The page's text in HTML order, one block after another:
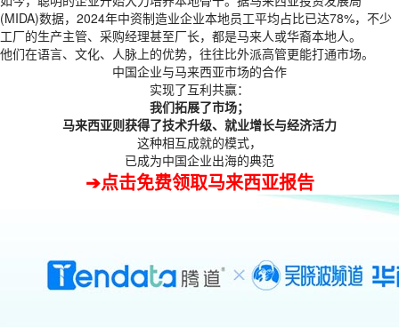
(MIDA)数据，2024年中资制造业企业本地员工平均占比已达78%，不少
工厂的生产主管、采购经理甚至厂长，都是马来人或华裔本地人。
他们在语言、文化、人脉上的优势，往往比外派高管更能打通市场。
中国企业与马来西亚市场的合作
实现了互利共赢：
我们拓展了市场；
马来西亚则获得了技术升级、就业增长与经济活力
这种相互成就的模式，
已成为中国企业出海的典范
➔点击免费领取马来西亚报告